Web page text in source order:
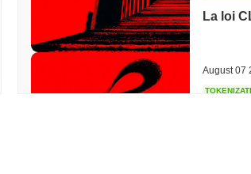
La loi
August 07